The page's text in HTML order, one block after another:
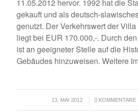
11.05.2012 hervor. 1992 hat die
gekauft und als deutsch-
genutzt. Der Verkehrswert der
liegt bei EUR 170.000,-. Durch
ist an geeigneter Stelle auf die
Gebäudes hinzuweisen. Weitere
13. MAI 2012
/ 0 KOMMENTARE
/